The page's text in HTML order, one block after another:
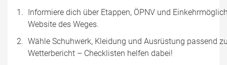
Informiere dich über Etappen, ÖPNV und
Website des Weges.
Wähle Schuhwerk, Kleidung und Ausrüstung passend
Wetterbericht – Checklisten helfen dabei!